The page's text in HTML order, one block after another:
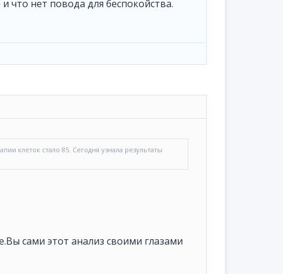
что нет повода для беспокойства.
клеток стало 85. Сегодня узнала результаты
сами этот анализ своими глазами